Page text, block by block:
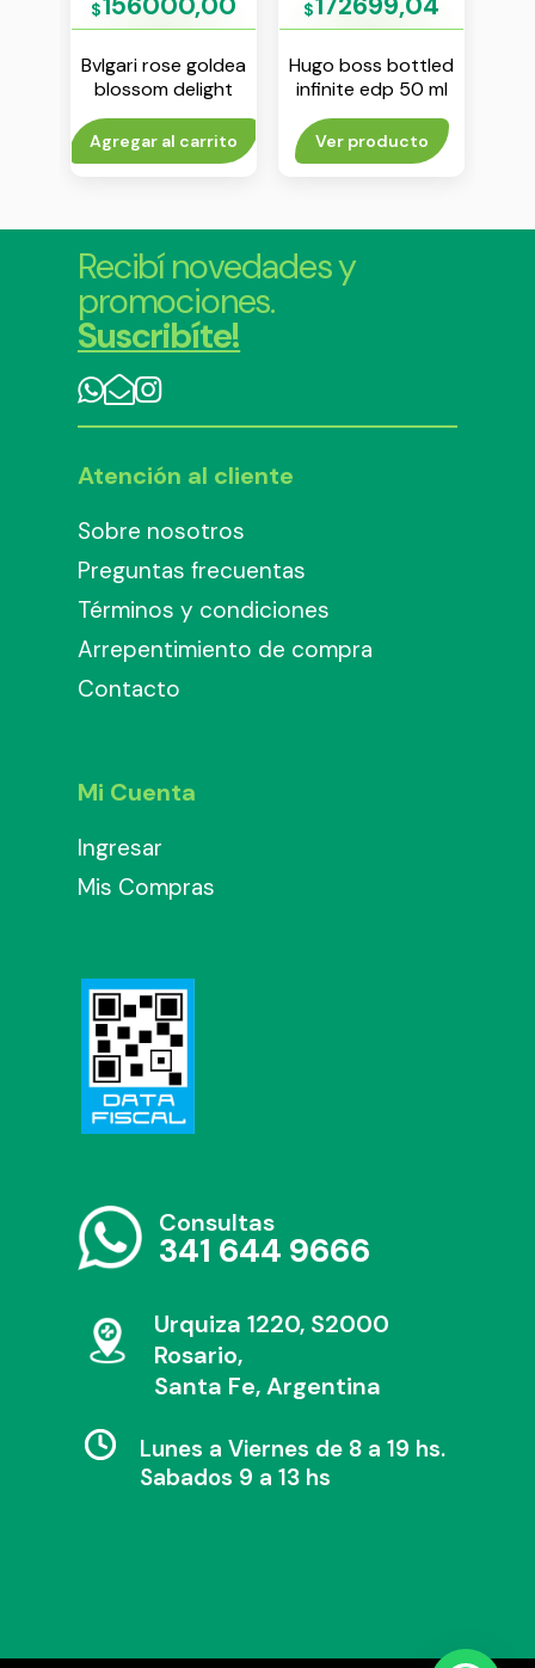
$
Bvlgari rose goldea
blossom delight
edt 75 ml
Agregar al carrito
$
Hugo boss bottled
infinite edp 50 ml
Ver producto
Recibí novedades y
promociones.
Suscribíte!
Atención al cliente
Sobre nosotros
Preguntas frecuentas
Términos y condiciones
Arrepentimiento de compra
Contacto
Mi Cuenta
Ingresar
Mis Compras
Consultas
341 644 9666
Urquiza 1220, S2000
Rosario,
Santa Fe, Argentina
Lunes a Viernes de 8 a 19 hs.
Sabados 9 a 13 hs